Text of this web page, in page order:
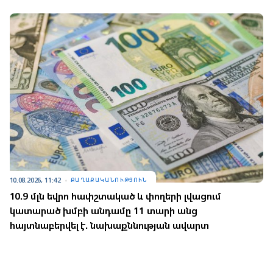
10.08.2026, 11:42 ՔԱՂԱՔԱԿԱՆՈՒԹՅՈՒՆ
10.9 մլն եվրո հափշտակած և փողերի լվացում
կատարած խմբի անդամը 11 տարի անց
հայտնաբերվել է. նախաքննության ավարտ